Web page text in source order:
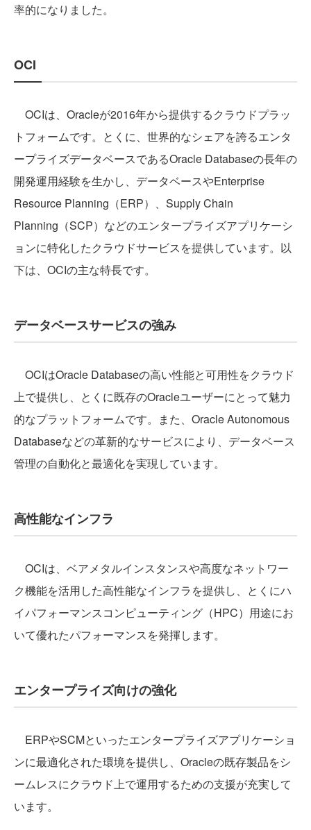
率的になりました。
OCI
OCIは、Oracleが2016年から提供するクラウドプラッ
トフォームです。とくに、世界的なシェアを誇るエンタ
ープライズデータベースであるOracle Databaseの長年の
開発運用経験を生かし、データベースやEnterprise
Resource Planning（ERP）、Supply Chain
Planning（SCP）などのエンタープライズアプリケーシ
ョンに特化したクラウドサービスを提供しています。以
下は、OCIの主な特長です。
データベースサービスの強み
OCIはOracle Databaseの高い性能と可用性をクラウド
上で提供し、とくに既存のOracleユーザーにとって魅力
的なプラットフォームです。また、Oracle Autonomous
Databaseなどの革新的なサービスにより、データベース
管理の自動化と最適化を実現しています。
高性能なインフラ
OCIは、ベアメタルインスタンスや高度なネットワー
ク機能を活用した高性能なインフラを提供し、とくにハ
イパフォーマンスコンピューティング（HPC）用途にお
いて優れたパフォーマンスを発揮します。
エンタープライズ向けの強化
ERPやSCMといったエンタープライズアプリケーショ
ンに最適化された環境を提供し、Oracleの既存製品をシ
ームレスにクラウド上で運用するための支援が充実して
います。